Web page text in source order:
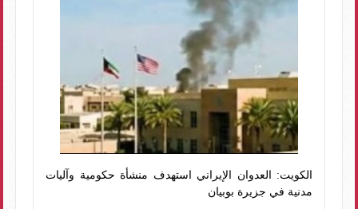
الكويت: العدوان الإيراني استهدف منشأة حكومية وآليات
مدنية في جزيرة بوبيان